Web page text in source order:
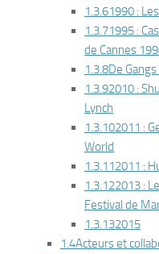
1.3.61990 :
1.3.71995 :
de Cannes
1.3.8De
1.3.92010 :
Lynch
1.3.102011 :
World
1.3.112011 :
1.3.122013 :
Festival de
1.3.132015
1.4Acteurs et